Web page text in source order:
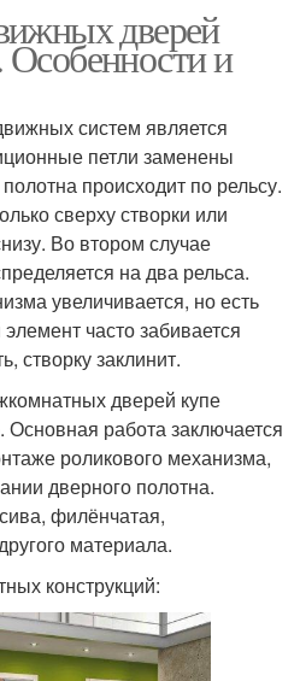
дверей
и
систем является
петли заменены
происходит по рельсу.
сверху створки или
Во втором случае
на два рельса.
увеличивается, но есть
часто забивается
створку заклинит.
дверей купе
работа заключается
роликового механизма,
дверного полотна.
филёнчатая,
материала.
конструкций: